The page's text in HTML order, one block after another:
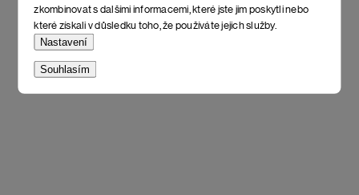
zkombinovat s dalšími informacemi, které jste jim poskytli nebo
které získali v důsledku toho, že používáte jejich služby.
Nastavení
Souhlasím